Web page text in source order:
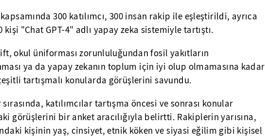
300 katılımcı, 300 insan rakip ile eşleştirildi, ayrıca
kişi "Chat GPT-4" adlı yapay zeka sistemiyle tartıştı.
okul üniforması zorunluluğundan fosil yakıtların
ya da yapay zekanın toplum için iyi olup olmamasına kadar
tartışmalı konularda görüşlerini savundu.
katılımcılar tartışma öncesi ve sonrası konular
görüşlerini bir anket aracılığıyla belirtti. Rakiplerin yarısına,
kişinin yaş, cinsiyet, etnik köken ve siyasi eğilim gibi kişisel